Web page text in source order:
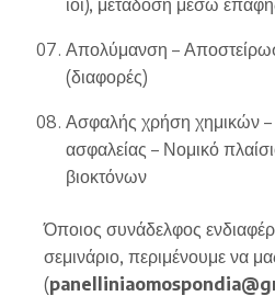
Απολύμανση –
(διαφορές)
Ασφαλής χρήση χημικών –
ασφαλείας – Νομικό
βιοκτόνων
Όποιος συνάδελφος
σεμινάριο, περιμένουμε να
(